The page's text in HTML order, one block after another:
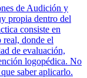
de Audición y
propia dentro del
consiste en
donde el
de evaluación,
logopédica. No
saber aplicarlo.